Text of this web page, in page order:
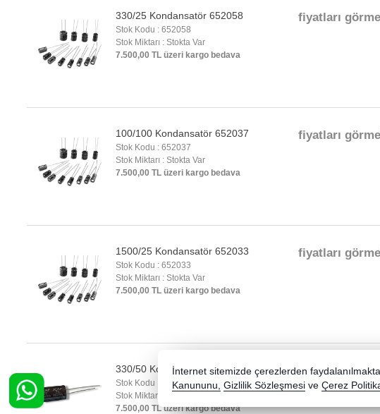
330/25 Kondansatör 652058
Stok Kodu : 652058
Stok Miktarı : Stokta Var
7.500,00 TL üzeri kargo bedava
fiyatları
100/100 Kondansatör 652037
Stok Kodu : 652037
Stok Miktarı : Stokta Var
7.500,00 TL üzeri kargo bedava
fiyatları
1500/25 Kondansatör 652033
Stok Kodu : 652033
Stok Miktarı : Stokta Var
7.500,00 TL üzeri kargo bedava
fiyatları
330/50 Kondansatör 652131
Stok Kodu : 652131
Stok Miktarı : Stokta Var
7.500,00 TL üzeri kargo bedava
fiyatları
İnternet sitemizde çerezlerden
Kanununu, Gizlilik Sözleşmesi ve Çerez